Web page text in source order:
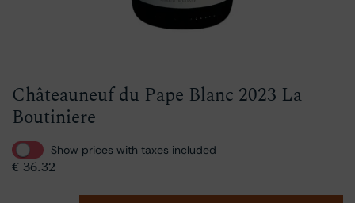
Châteauneuf du Pape Blanc 2023 La
Boutiniere
Show prices with taxes included
€ 36.32